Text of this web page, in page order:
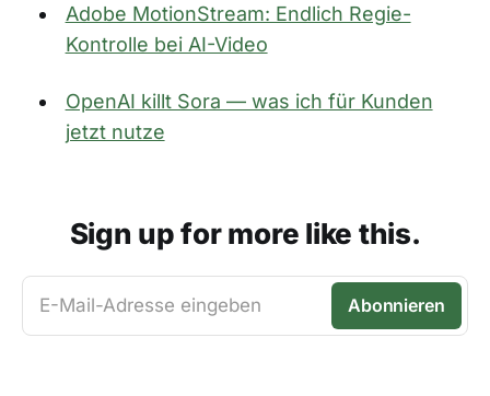
Adobe MotionStream: Endlich Regie-
Kontrolle bei AI-Video
OpenAI killt Sora — was ich für Kunden
jetzt nutze
Sign up for more like this.
E-Mail-Adresse eingeben Abonnieren